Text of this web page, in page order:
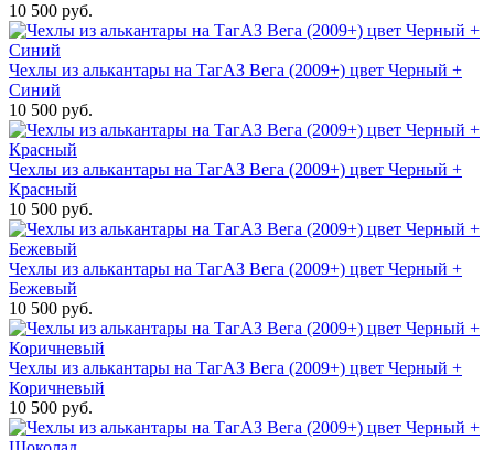
10 500 руб.
Чехлы из алькантары на ТагАЗ Вега (2009+) цвет Черный +
Синий
10 500 руб.
Чехлы из алькантары на ТагАЗ Вега (2009+) цвет Черный +
Красный
10 500 руб.
Чехлы из алькантары на ТагАЗ Вега (2009+) цвет Черный +
Бежевый
10 500 руб.
Чехлы из алькантары на ТагАЗ Вега (2009+) цвет Черный +
Коричневый
10 500 руб.